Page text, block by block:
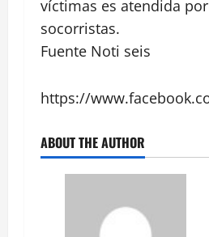
víctimas es atendida por
socorristas.
Fuente Noti seis
https://
ABOUT THE AUTHOR